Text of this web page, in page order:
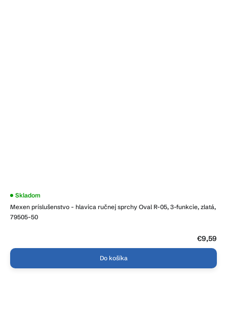
Mexen príslušenstvo - hlavica ručnej sprchy Oval R-05, 3-funkcie, zlatá,
79505-50
Skladom
€9,59
Do košíka